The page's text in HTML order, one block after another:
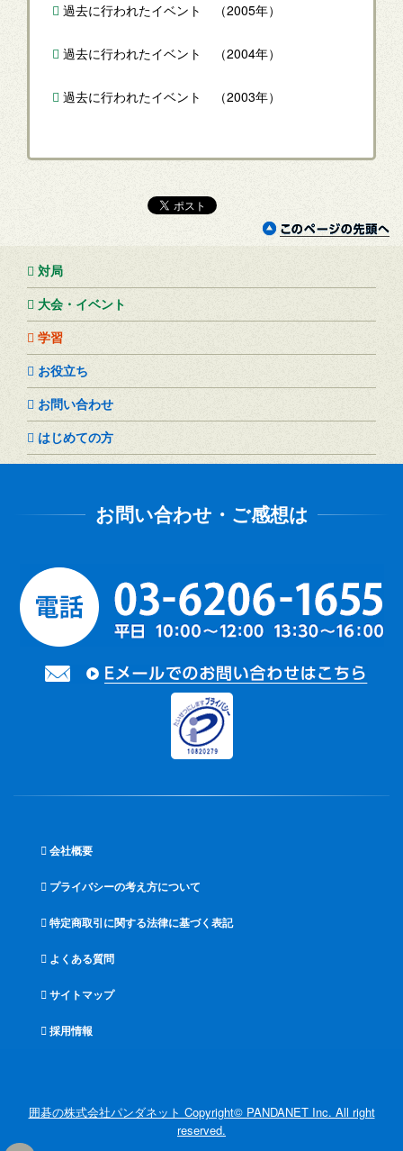
過去に行われたイベント （2005年）
過去に行われたイベント （2004年）
過去に行われたイベント （2003年）
対局
大会・イベント
学習
お役立ち
お問い合わせ
はじめての方
会社概要
プライバシーの考え方について
特定商取引に関する法律に基づく表記
よくある質問
サイトマップ
採用情報
囲碁の株式会社パンダネット Copyright© PANDANET Inc. All right
reserved.